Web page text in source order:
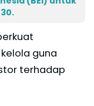
guna
terhadap